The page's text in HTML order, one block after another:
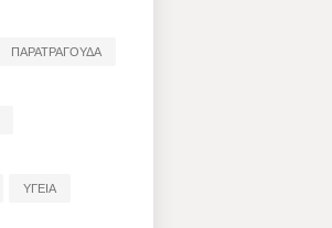
ΠΑΡΑΤΡΑΓΟΥΔΑ
ΥΓΕΙΑ